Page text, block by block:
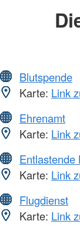
Blutspende
Karte: Link
Ehrenamt
Karte: Link
Entlastende
Karte: Link
Flugdienst
Karte: Link